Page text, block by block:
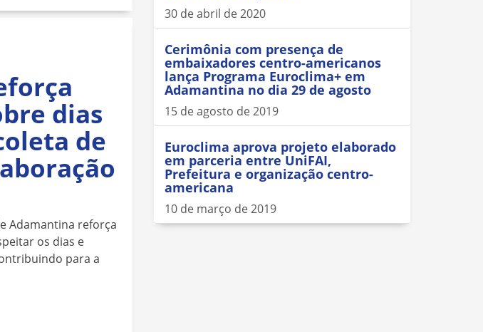
dias
de
Adamantina reforça
os dias e
para a
30 de abril de 2020
Cerimônia com presença de
embaixadores centro-americanos
lança Programa Euroclima+ em
Adamantina no dia 29 de agosto
15 de agosto de 2019
Euroclima aprova projeto elaborado
em parceria entre UniFAI,
Prefeitura e organização centro-
americana
10 de março de 2019